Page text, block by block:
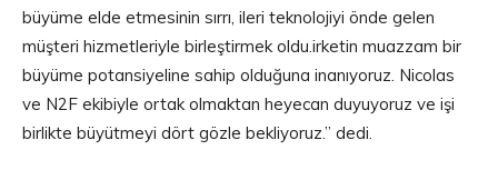
büyüme elde etmesinin sırrı, ileri teknolojiyi önde gelen
müşteri hizmetleriyle birleştirmek oldu.irketin muazzam bir
büyüme potansiyeline sahip olduğuna inanıyoruz. Nicolas
ve N2F ekibiyle ortak olmaktan heyecan duyuyoruz ve işi
birlikte büyütmeyi dört gözle bekliyoruz.” dedi.